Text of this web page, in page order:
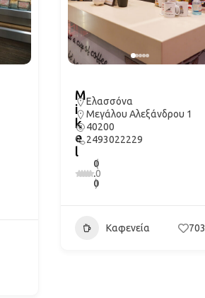
M
i
k
e
l
0
.
0
(
0
)
Ελασσόνα
Μεγάλου Αλεξάνδρου 1
40200
2493022229
Καφενεία 703